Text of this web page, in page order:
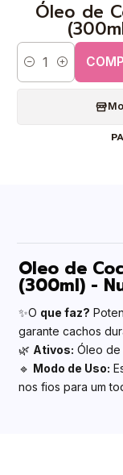
Óleo de
Quantidade
Óleo de
(300ml) -
✨O que faz?
garante cachos
🌿 Ativos: Óleo de
🔹 Modo de Uso:
nos fios para um